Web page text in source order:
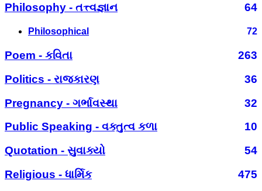
Philosophy - તત્ત્વજ્ઞાન
64
Philosophical 72
Poem - કવિતા
263
Politics - રાજકારણ
36
Pregnancy - ગર્ભાવસ્થા
32
Public Speaking - વક્તુત્વ કળા
10
Quotation - સુવાક્યો
54
Religious - ધાર્મિક
475